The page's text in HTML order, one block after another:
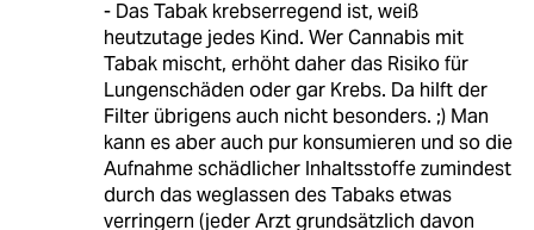
- Das Tabak krebserregend ist, weiß
heutzutage jedes Kind. Wer Cannabis mit
Tabak mischt, erhöht daher das Risiko für
Lungenschäden oder gar Krebs. Da hilft der
Filter übrigens auch nicht besonders. ;) Man
kann es aber auch pur konsumieren und so die
Aufnahme schädlicher Inhaltsstoffe zumindest
durch das weglassen des Tabaks etwas
verringern (jeder Arzt grundsätzlich davon